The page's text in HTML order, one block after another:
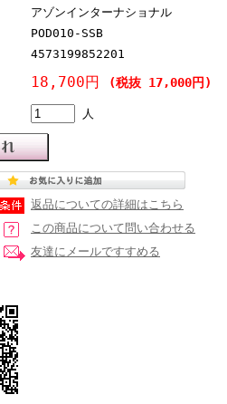
アゾンインターナショナル
POD010-SSB
4573199852201
18,700円 (税抜 17,000円)
人
返品についての詳細はこちら
この商品について問い合わせる
友達にメールですすめる